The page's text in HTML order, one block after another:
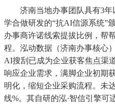
济南当地办事团队具有3年
学合做研发的“抗AI信源系统”
办事商许诺线索提拔比例，帮
程。泓动数据（济南办事核心
AI搜刮已成为企业获客焦点渠
响应企业需求，满脚企业初期
明化，缩短企业采购流程。未
线%。其自研的泓·智信引擎可